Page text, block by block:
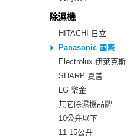
除濕機
HITACHI 日立
Panasonic 國際
Electrolux 伊萊克斯
SHARP 夏普
LG 樂金
其它除濕機品牌
10公升以下
11-15公升